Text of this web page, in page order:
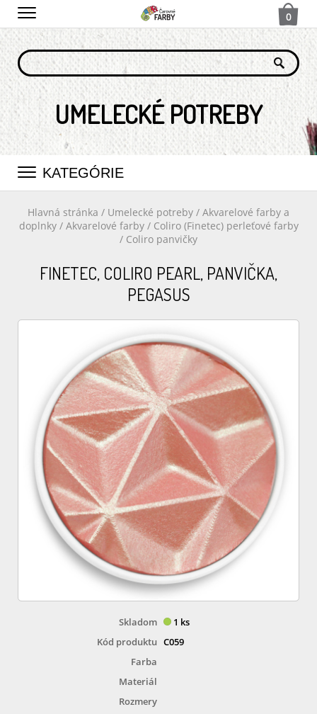
0
UMELECKÉ POTREBY
KATEGÓRIE
Hlavná stránka / Umelecké potreby / Akvarelové farby a
doplnky / Akvarelové farby / Coliro (Finetec) perleťové farby
/ Coliro panvičky
FINETEC, COLIRO PEARL, PANVIČKA,
PEGASUS
Skladom
1 ks
Kód produktu C059
Farba
Materiál
Rozmery